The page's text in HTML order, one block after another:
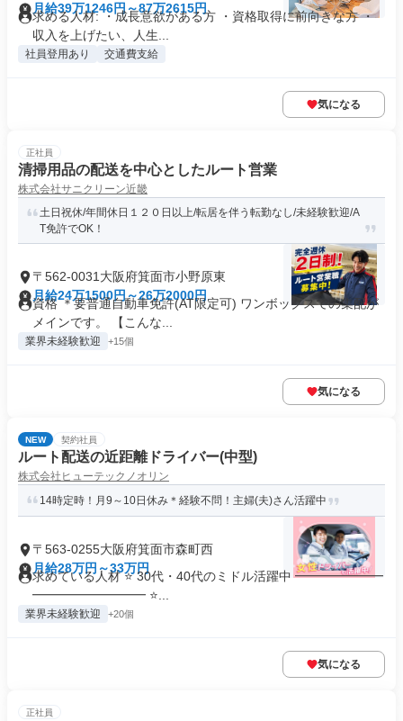
月給39万1246円～87万2615円
求める人材: ・成長意欲がある方 ・資格取得に前向きな方 ・
収入を上げたい、人生...
社員登用あり 交通費支給
気になる
正社員
清掃用品の配送を中心としたルート営業
株式会社サニクリーン近畿
土日祝休/年間休日１２０日以上/転居を伴う転勤なし/未経験歓迎/A
T免許でOK！
〒562-0031大阪府箕面市小野原東
月給24万1500円～26万2000円
資格 ＊要普通自動車免許(AT限定可) ワンボックスでの集配が
メインです。 【こんな...
業界未経験歓迎 +15個
気になる
NEW 契約社員
ルート配送の近距離ドライバー(中型)
株式会社ヒューテックノオリン
14時定時！月9～10日休み＊経験不問！主婦(夫)さん活躍中
〒563-0255大阪府箕面市森町西
月給28万円～33万円
求めている人材 ⭐ 30代・40代のミドル活躍中 ━━━━━━━
━━━━━━━━━ ⭐...
業界未経験歓迎 +20個
気になる
正社員